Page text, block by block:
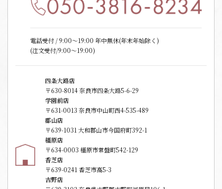
電話受付 / 9:00〜19:00 年中無休(年末年始除く)
(注文受付/9:00～19:00)
四条大路店
〒630-8014 奈良市四条大路5-6-29
学園前店
〒631-0013 奈良市中山町西4-535-489
郡山店
〒639-1031 大和郡山市今国府町392-1
橿原店
〒634-0003 橿原市常盤町542-129
香芝店
〒639-0241 香芝市高5-3
吉野店